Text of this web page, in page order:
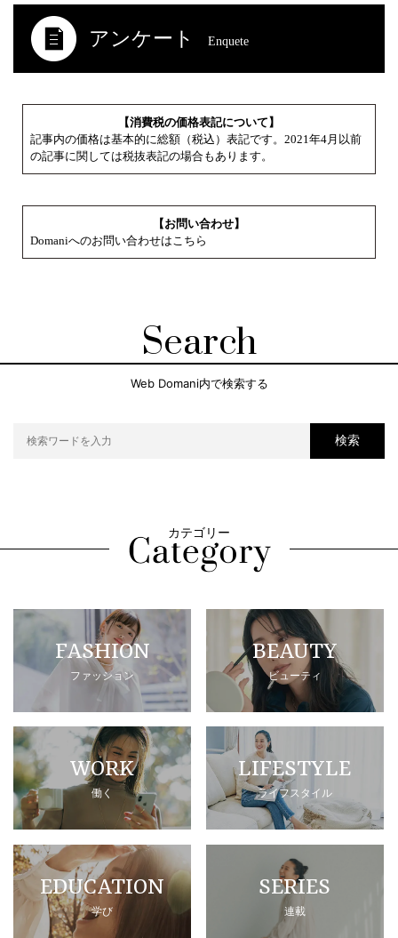
アンケート Enquete
【消費税の価格表記について】
記事内の価格は基本的に総額（税込）表記です。2021年4月以前
の記事に関しては税抜表記の場合もあります。
【お問い合わせ】
Domaniへのお問い合わせはこちら
Search
Web Domani内で検索する
検索
カテゴリー
FASHION
ファッション
BEAUTY
ビューティ
WORK
働く
LIFESTYLE
ライフスタイル
EDUCATION
学び
SERIES
連載